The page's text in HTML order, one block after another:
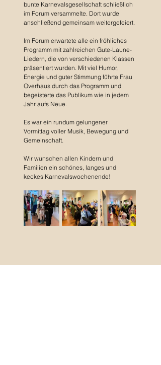
bunte Karnevalsgesellschaft schließlich
im Forum versammelte. Dort wurde
anschließend gemeinsam weitergefeiert.
Im Forum erwartete alle ein fröhliches
Programm mit zahlreichen Gute-Laune-
Liedern, die von verschiedenen Klassen
präsentiert wurden. Mit viel Humor,
Energie und guter Stimmung führte Frau
Overhaus durch das Programm und
begeisterte das Publikum wie in jedem
Jahr aufs Neue.
Es war ein rundum gelungener
Vormittag voller Musik, Bewegung und
Gemeinschaft.
Wir wünschen allen Kindern und
Familien ein schönes, langes und
keckes Karnevalswochenende!